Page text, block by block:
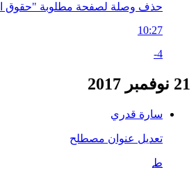
حذف وصلة لصفحة مطلوبة "حقوق
10:27
-4
21 نوفمبر 2017
سارة قدري
تعديل عنوان مصطلح
ط